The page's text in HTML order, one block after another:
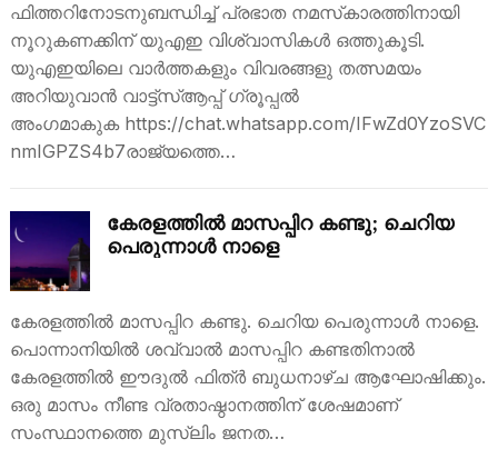
ഫിത്തറിനോടനുബന്ധിച്ച് പ്രഭാത നമസ്‌കാരത്തിനായി
നൂറുകണക്കിന് യുഎഇ വിശ്വാസികള്‍ ഒത്തുകൂടി.
യുഎഇയിലെ വാർത്തകളും വിവരങ്ങളു തത്സമയം
അറിയുവാൻ വാട്ട്‌സ്ആപ്പ് ഗ്രൂപ്പൽ
അംഗമാകുക https://chat.whatsapp.com/IFwZd0YzoSVC
nmIGPZS4b7രാജ്യത്തെ…
കേരളത്തില്‍ മാസപ്പിറ കണ്ടു; ചെറിയ
പെരുന്നാള്‍ നാളെ
കേരളത്തില്‍ മാസപ്പിറ കണ്ടു. ചെറിയ പെരുന്നാള്‍ നാളെ.
പൊന്നാനിയില്‍ ശവ്വാല്‍ മാസപ്പിറ കണ്ടതിനാല്‍
കേരളത്തില്‍ ഈദുല്‍ ഫിത്ര്‍ ബുധനാഴ്ച ആഘോഷിക്കും.
ഒരു മാസം നീണ്ട വ്രതാഷ്ഠാനത്തിന് ശേഷമാണ്
സംസ്ഥാനത്തെ മുസ്ലിം ജനത…